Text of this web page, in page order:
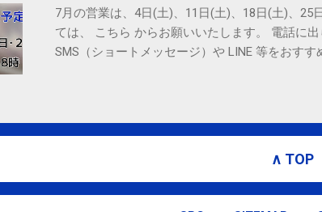
7月の営業は、4日(土)、11日(土)、18日(土)、25
ては、 こちら からお願いいたします。 電話に
SMS（ショートメッセージ）や LINE 等をおすす
∧ TOP